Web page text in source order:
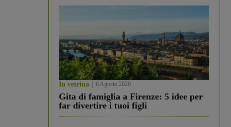
In vetrina 6 Agosto 2026
Gita di famiglia a Firenze: 5 idee per
far divertire i tuoi figli